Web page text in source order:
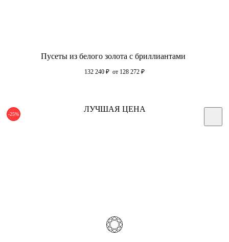
Пусеты из белого золота с бриллиантами
132 240 ₽ от 128 272 ₽
-25%
ЛУЧШАЯ ЦЕНА